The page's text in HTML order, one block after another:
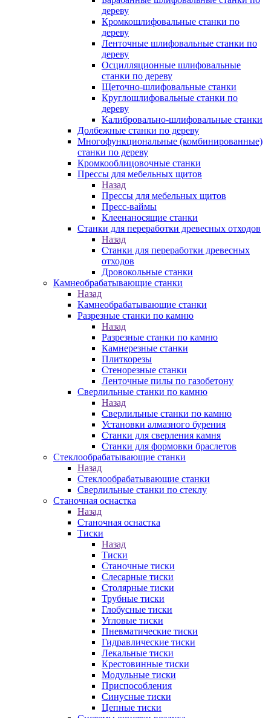
дереву
Кромкошлифовальные станки по
дереву
Ленточные шлифовальные станки по
дереву
Осцилляционные шлифовальные
станки по дереву
Щеточно-шлифовальные станки
Круглошлифовальные станки по
дереву
Калибровально-шлифовальные станки
Долбежные станки по дереву
Многофункциональные (комбинированные)
станки по дереву
Кромкооблицовочные станки
Прессы для мебельных щитов
Назад
Прессы для мебельных щитов
Пресс-ваймы
Клеенаносящие станки
Станки для переработки древесных отходов
Назад
Станки для переработки древесных
отходов
Дровокольные станки
Камнеобрабатывающие станки
Назад
Камнеобрабатывающие станки
Разрезные станки по камню
Назад
Разрезные станки по камню
Камнерезные станки
Плиткорезы
Стенорезные станки
Ленточные пилы по газобетону
Сверлильные станки по камню
Назад
Сверлильные станки по камню
Установки алмазного бурения
Станки для сверления камня
Станки для формовки браслетов
Стеклообрабатывающие станки
Назад
Стеклообрабатывающие станки
Сверлильные станки по стеклу
Станочная оснастка
Назад
Станочная оснастка
Тиски
Назад
Тиски
Станочные тиски
Слесарные тиски
Столярные тиски
Трубные тиски
Глобусные тиски
Угловые тиски
Пневматические тиски
Гидравлические тиски
Лекальные тиски
Крестовинные тиски
Модульные тиски
Приспособления
Синусные тиски
Цепные тиски